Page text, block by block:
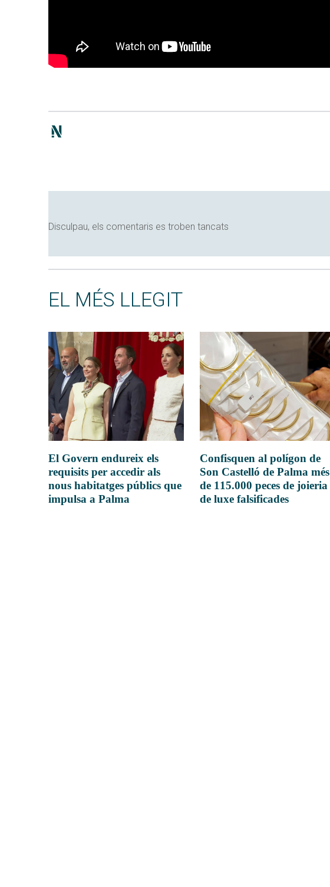
Disculpau, els comentaris es troben tancats
EL MÉS LLEGIT
El Govern endureix els
requisits per accedir als
nous habitatges públics que
impulsa a Palma
Confisquen al polígon de
Son Castelló de Palma més
de 115.000 peces de joieria
de luxe falsificades